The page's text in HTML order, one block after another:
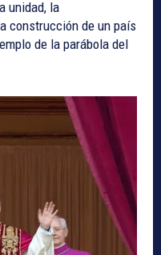
unidad, la
construcción de un país
de la parábola del